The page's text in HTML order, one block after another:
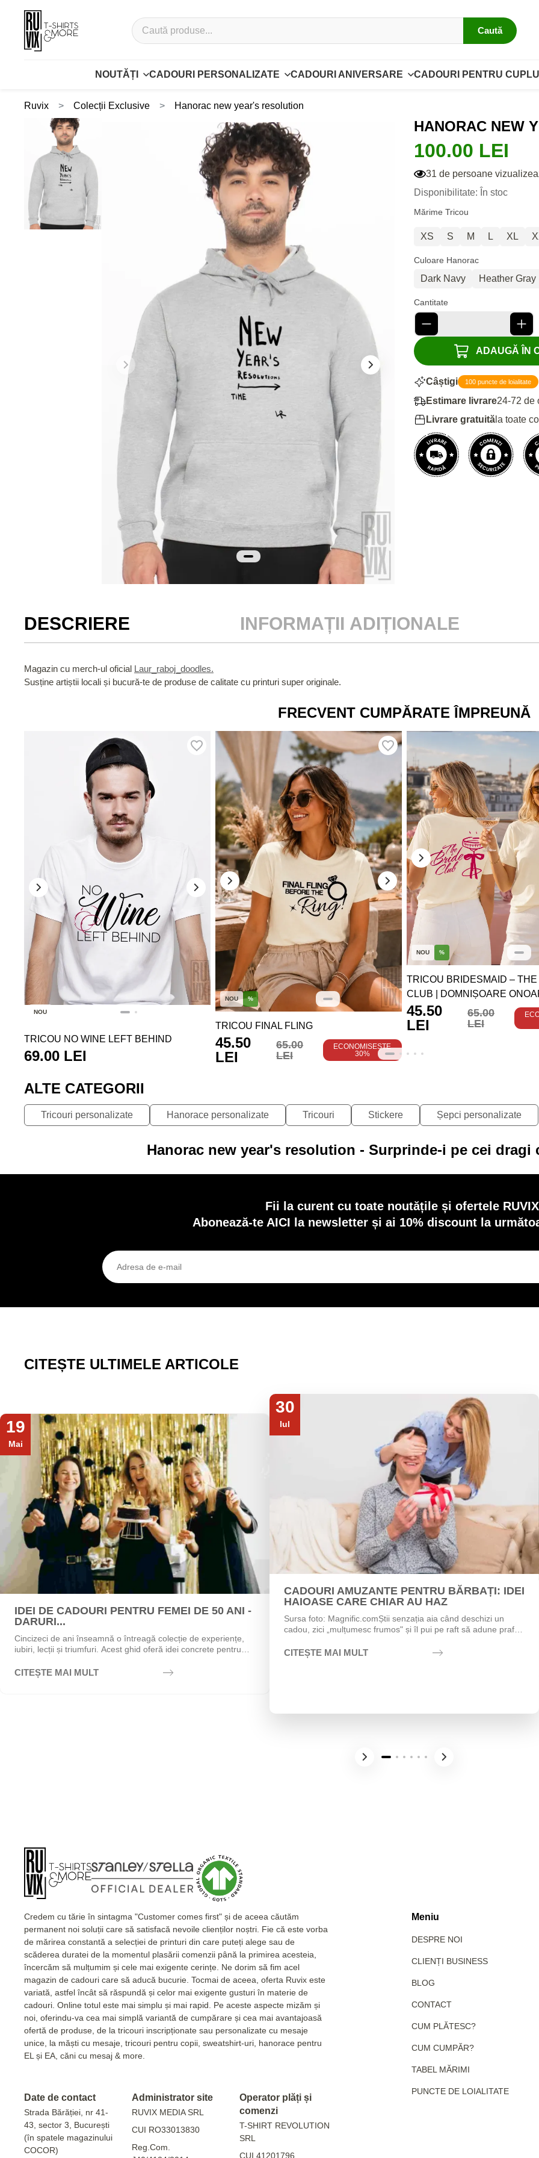
Caută
NOUTĂȚI CADOURI PERSONALIZATE CADOURI ANIVERSARE CADOURI PENTRU
Ruvix Colecții Exclusive Hanorac new year's resolution
HANORAC NEW
100.00 LEI
31 de persoane
Disponibilitate: În stoc
Mărime Tricou
XS S M L XL
Culoare Hanorac
Dark Navy Heather Gray
Cantitate
ADAUGĂ ÎN
Câștigi 100 puncte de loialitate
Estimare livrare24-72 de
Livrare gratuită la toate
DESCRIERE INFORMAȚII ADIȚIONALE
Magazin cu merch-ul oficial Laur_raboj_doodles.
Susține artiștii locali și bucură-te de produse de calitate cu printuri super originale.
FRECVENT CUMPĂRATE ÎMPREUNĂ
NOU
TRICOU NO WINE LEFT BEHIND
69.00 LEI
NOU %
TRICOU FINAL FLING
45.50
LEI
65.00
LEI
ECONOMISEȘTE
30%
NOU %
TRICOU BRIDESMAID –
CLUB | DOMNIȘOARE
45.50
LEI
65.00
LEI
ALTE CATEGORII
Tricouri personalizate Hanorace personalizate Tricouri Stickere Șepci personalizate
Hanorac new year's resolution - Surprinde-i pe cei dragi
Fii la curent cu toate noutățile și ofertele
Abonează-te AICI la newsletter și ai 10% discount la
CITEȘTE ULTIMELE ARTICOLE
19
Mai
IDEI DE CADOURI PENTRU FEMEI DE 50 ANI -
DARURI...
Cincizeci de ani înseamnă o întreagă colecție de experiențe,
iubiri, lecții și triumfuri. Acest ghid oferă idei concrete pentru
CITEȘTE MAI MULT
30
Iul
CADOURI AMUZANTE PENTRU BĂRBAȚI: IDEI
HAIOASE CARE CHIAR AU HAZ
Sursa foto: Magnific.comȘtii senzația aia când deschizi un
cadou, zici „mulțumesc frumos" și îl pui pe raft să adune praf?
CITEȘTE MAI MULT
Credem cu tărie în sintagma "Customer comes first" și de aceea căutăm
permanent noi soluții care să satisfacă nevoile clienților noștri. Fie că este vorba
de mărirea constantă a selecției de printuri din care puteți alege sau de
scăderea duratei de la momentul plasării comenzii până la primirea acesteia,
încercăm să mulțumim și cele mai exigente cerințe. Ne dorim să fim acel
magazin de cadouri care să aducă bucurie. Tocmai de aceea, oferta Ruvix este
variată, astfel încât să răspundă și celor mai exigente gusturi în materie de
cadouri. Online totul este mai simplu și mai rapid. Pe aceste aspecte mizăm și
noi, oferindu-va cea mai simplă variantă de cumpărare și cea mai avantajoasă
ofertă de produse, de la tricouri inscripționate sau personalizate cu mesaje
unice, la măști cu mesaje, tricouri pentru copii, sweatshirt-uri, hanorace pentru
EL și EA, căni cu mesaj & more.
Date de contact
Strada Bărăției, nr 41-
43, sector 3, București
(în spatele magazinului
COCOR)
Administrator site
RUVIX MEDIA SRL
CUI RO33013830
Reg.Com.
Operator plăți și
comenzi
T-SHIRT REVOLUTION
SRL
CUI 41201796
Meniu
DESPRE NOI
CLIENȚI BUSINESS
BLOG
CONTACT
CUM PLĂTESC?
CUM CUMPĂR?
TABEL MĂRIMI
PUNCTE DE LOIALITATE